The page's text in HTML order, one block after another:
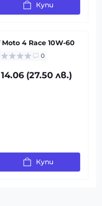
Купи
Moto 4 Race 10W-60
0
(27.50 лв.)
Купи